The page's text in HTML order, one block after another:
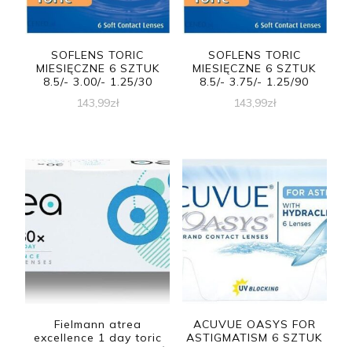
SOFLENS TORIC
MIESIĘCZNE 6 SZTUK
8.5/- 3.00/- 1.25/30
143,99zł
SOFLENS TORIC
MIESIĘCZNE 6 SZTUK
8.5/- 3.75/- 1.25/90
143,99zł
Fielmann atrea
excellence 1 day toric
ACUVUE OASYS FOR
ASTIGMATISM 6 SZTUK